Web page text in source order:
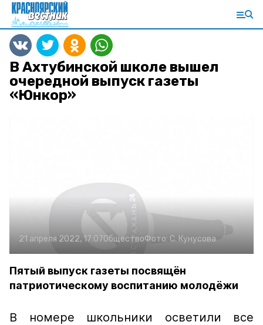
В Ахтубинской школе вышел
очередной выпуск газеты
«Юнкор»
21 апреля 2022, 17:07ОбществоФото: С. Кунусова
Пятый выпуск газеты посвящён
патриотическому воспитанию молодёжи
В номере школьники осветили все